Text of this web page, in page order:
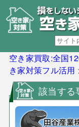
空き家買取:全国
き家対策フル活用
該当する